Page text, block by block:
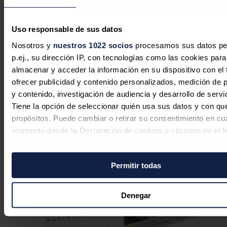
Uso responsable de sus datos
Nosotros y nuestros 1022 socios procesamos sus datos
p.ej., su dirección IP, con tecnologías como las cookies para
almacenar y acceder la información en su dispositivo con el
ofrecer publicidad y contenido personalizados, medición de
y contenido, investigación de audiencia y desarrollo de
Tiene la opción de seleccionar quién usa sus datos y con
propósitos. Puede cambiar o retirar su consentimiento en
momento desde la Declaración de cookies o clicando en el
Si lo permite, también quisiéramos:
Recopilar información sobre su ubicación geográfica
puede tener una precisión de varios metros
Identificar su dispositivo analizándolo activamente
características específicas (huellas digitales)
Permitir todas
Denegar
1.580 millones de euros para
modernizar su red eléctrica
Redacción06/08/2026
Red Eléctrica prevé una reducción de
5 GW en la producción solar en la
Península por el eclipse